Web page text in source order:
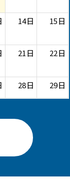
14日 15日
21日 22日
28日 29日